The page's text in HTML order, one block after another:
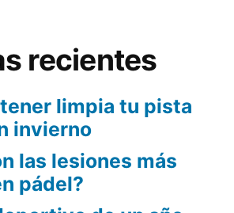
recientes
limpia tu pista
invierno
las lesiones más
pádel?